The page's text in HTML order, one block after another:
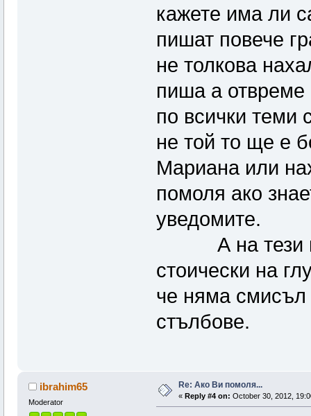
кажете има ли
пишат повече
не толкова
пиша а отвреме
по всички теми
не той то ще е
Мариана или
помоля ако
уведомите.
А на тези
стоически на
че няма смисъл
стълбове.
ibrahim65
Moderator
Re: Ако Ви помоля...
« Reply #4 on: October 30, 2012,